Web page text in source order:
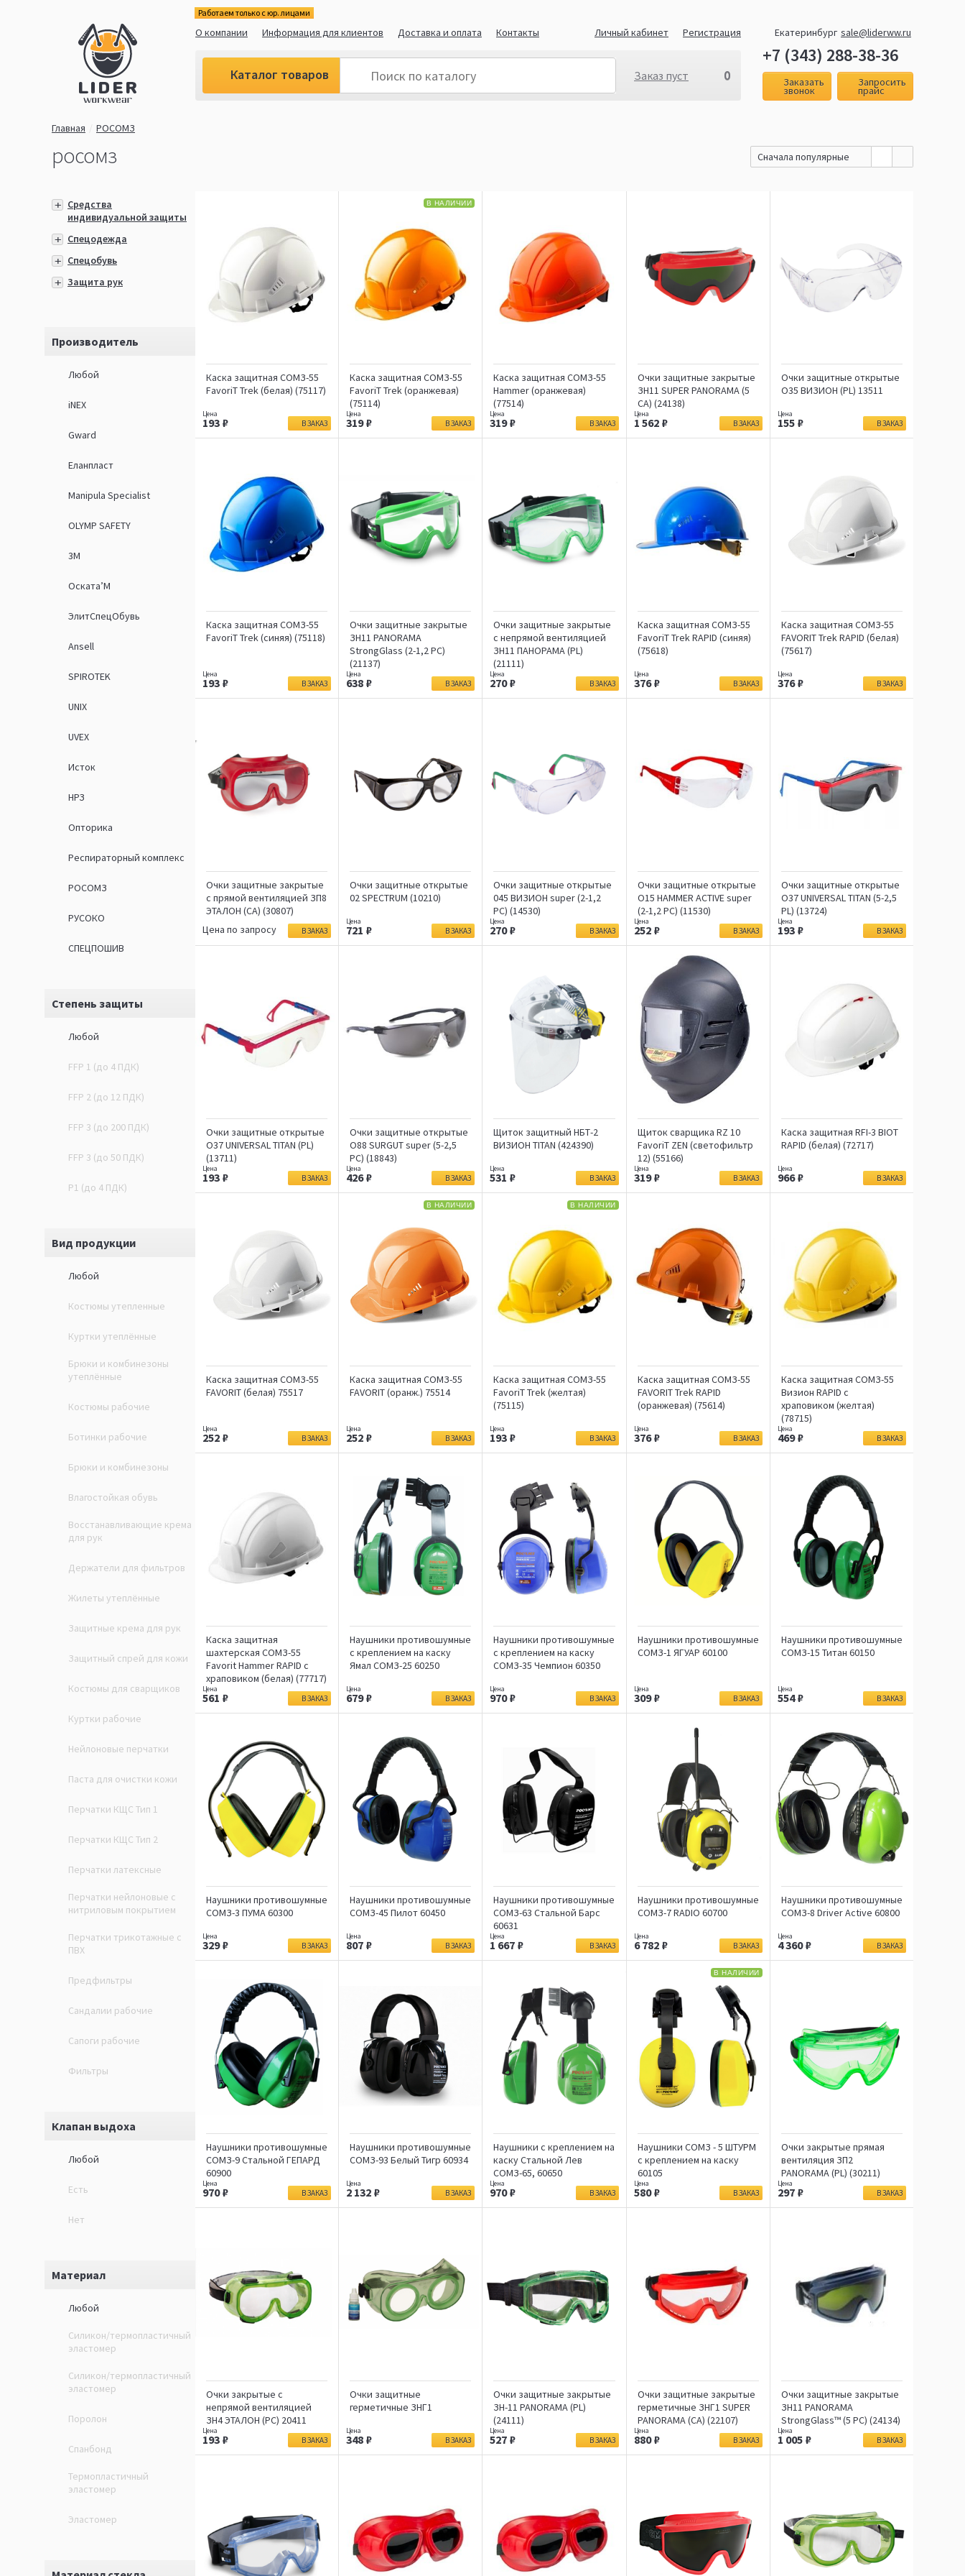
Работаем только с юр. лицами
О компании Информация для клиентов Доставка и оплата Контакты Личный кабинет Регистрация
Каталог товаров Заказ пуст 0
Екатеринбург sale@liderww.ru
+7 (343) 288-38-36
Заказать
звонок
Запросить
прайс
Главная РОСОМЗ
Сначала популярные
росомз
Средства
индивидуальной защиты
Спецодежда
Спецобувь
Защита рук
Производитель
Любой
iNEX
Gward
Еланпласт
Manipula Specialist
OLYMP SAFETY
3М
Оската’М
ЭлитСпецОбувь
Ansell
SPIROTEK
UNIX
UVEX
Исток
НРЗ
Опторика
Респираторный комплекс
РОСОМЗ
РУСОКО
СПЕЦПОШИВ
Степень защиты
Любой
FFP 1 (до 4 ПДК)
FFP 2 (до 12 ПДК)
FFP 3 (до 200 ПДК)
FFP 3 (до 50 ПДК)
P1 (до 4 ПДК)
Вид продукции
Любой
Костюмы утепленные
Куртки утеплённые
Брюки и комбинезоны
утеплённые
Костюмы рабочие
Ботинки рабочие
Брюки и комбинезоны
Влагостойкая обувь
Восстанавливающие крема
для рук
Держатели для фильтров
Жилеты утеплённые
Защитные крема для рук
Защитный спрей для кожи
Костюмы для сварщиков
Куртки рабочие
Нейлоновые перчатки
Паста для очистки кожи
Перчатки КЩС Тип 1
Перчатки КЩС Тип 2
Перчатки латексные
Перчатки нейлоновые с
нитриловым покрытием
Перчатки трикотажные с
ПВХ
Предфильтры
Сандалии рабочие
Сапоги рабочие
Фильтры
Клапан выдоха
Любой
Есть
Нет
Материал
Любой
Силикон/термопластичный
эластомер
Силикон/термопластичный
эластомер
Поролон
Спанбонд
Термопластичный
эластомер
Эластомер
Каска защитная СОМЗ-55
FavoriT Trek (белая) (75117)
193 В ЗАКАЗ
Каска защитная СОМЗ-55
FavoriT Trek (оранжевая)
(75114)
319 В ЗАКАЗ
В НАЛИЧИИ
Каска защитная СОМЗ-55
Hammer (оранжевая)
(77514)
319 В ЗАКАЗ
Очки защитные закрытые
ЗН11 SUPER PANORAMA (5
СА) (24138)
1 562 В ЗАКАЗ
Очки защитные открытые
О35 ВИЗИОН (PL) 13511
155 В ЗАКАЗ
Каска защитная СОМЗ-55
FavoriT Trek (синяя) (75118)
193 В ЗАКАЗ
Очки защитные закрытые
ЗН11 PANORAMA
StrongGlass (2-1,2 PС)
(21137)
638 В ЗАКАЗ
Очки защитные закрытые
с непрямой вентиляцией
ЗН11 ПАНОРАМА (PL)
(21111)
270 В ЗАКАЗ
Каска защитная СОМЗ-55
FavoriT Trek RAPID (синяя)
(75618)
376 В ЗАКАЗ
Каска защитная СОМЗ-55
FAVORIT Trek RAPID (белая)
(75617)
376 В ЗАКАЗ
Очки защитные закрытые
с прямой вентиляцией ЗП8
ЭТАЛОН (СА) (30807)
Цена по запросу
В ЗАКАЗ
Очки защитные открытые
02 SPECTRUM (10210)
721 В ЗАКАЗ
Очки защитные открытые
045 ВИЗИОН super (2-1,2
PC) (14530)
270 В ЗАКАЗ
Очки защитные открытые
О15 HAMMER ACTIVE super
(2-1,2 PC) (11530)
252 В ЗАКАЗ
Очки защитные открытые
О37 UNIVERSAL TITAN (5-2,5
PL) (13724)
193 В ЗАКАЗ
Очки защитные открытые
О37 UNIVERSAL TITAN (PL)
(13711)
193 В ЗАКАЗ
Очки защитные открытые
О88 SURGUT super (5-2,5
РС) (18843)
426 В ЗАКАЗ
Щиток защитный НБТ-2
ВИЗИОН TITAN (424390)
531 В ЗАКАЗ
Щиток сварщика RZ 10
FavoriT ZEN (светофильтр
12) (55166)
319 В ЗАКАЗ
Каска защитная RFI-3 BIOT
RAPID (белая) (72717)
966 В ЗАКАЗ
Каска защитная СОМЗ-55
FAVORIT (белая) 75517
252 В ЗАКАЗ
Каска защитная СОМЗ-55
FAVORIT (оранж.) 75514
252 В ЗАКАЗ
В НАЛИЧИИ
Каска защитная СОМЗ-55
FavoriT Trek (желтая)
(75115)
193 В ЗАКАЗ
В НАЛИЧИИ
Каска защитная СОМЗ-55
FAVORIT Trek RAPID
(оранжевая) (75614)
376 В ЗАКАЗ
Каска защитная СОМЗ-55
Визион RAPID c
храповиком (желтая)
(78715)
469 В ЗАКАЗ
Каска защитная
шахтерская СОМЗ-55
Favorit Hammer RAPID с
храповиком (белая) (77717)
561 В ЗАКАЗ
Наушники противошумные
с креплением на каску
Ямал СОМЗ-25 60250
679 В ЗАКАЗ
Наушники противошумные
с креплением на каску
СОМЗ-35 Чемпион 60350
970 В ЗАКАЗ
Наушники противошумные
СОМЗ-1 ЯГУАР 60100
309 В ЗАКАЗ
Наушники противошумные
СОМЗ-15 Титан 60150
554 В ЗАКАЗ
Наушники противошумные
СОМЗ-3 ПУМА 60300
329 В ЗАКАЗ
Наушники противошумные
СОМЗ-45 Пилот 60450
807 В ЗАКАЗ
Наушники противошумные
СОМЗ-63 Стальной Барс
60631
1 667 В ЗАКАЗ
Наушники противошумные
СОМЗ-7 RADIO 60700
6 782 В ЗАКАЗ
Наушники противошумные
СОМЗ-8 Driver Active 60800
4 360 В ЗАКАЗ
Наушники противошумные
СОМЗ-9 Стальной ГЕПАРД
60900
970 В ЗАКАЗ
Наушники противошумные
СОМЗ-93 Белый Тигр 60934
2 132 В ЗАКАЗ
Наушники с креплением на
каску Стальной Лев
СОМЗ-65, 60650
970 В ЗАКАЗ
Наушники СОМЗ - 5 ШТУРМ
с креплением на каску
60105
580 В ЗАКАЗ
В НАЛИЧИИ
Очки закрытые прямая
вентиляция ЗП2
PANORAMA (PL) (30211)
297 В ЗАКАЗ
Очки закрытые с
непрямой вентиляцией
ЗН4 ЭТАЛОН (РС) 20411
193 В ЗАКАЗ
Очки защитные
герметичные ЗНГ1
348 В ЗАКАЗ
Очки защитные закрытые
ЗН-11 PANORAMA (PL)
(24111)
527 В ЗАКАЗ
Очки защитные закрытые
герметичные ЗНГ1 SUPER
PANORAMA (CA) (22107)
880 В ЗАКАЗ
Очки защитные закрытые
ЗН11 PANORAMA
StrongGlass™ (5 РС) (24134)
1 005 В ЗАКАЗ